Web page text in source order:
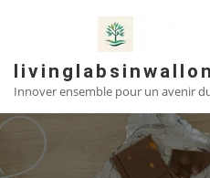
Innover ensemble pour un avenir